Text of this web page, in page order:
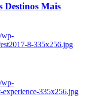
Destinos Mais
wp-
8-335x256.jpg
wp-
experience-335x256.jpg